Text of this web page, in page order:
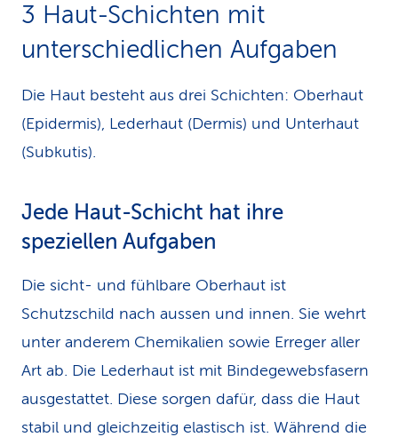
3 Haut-Schichten mit
unterschiedlichen Aufgaben
Die Haut besteht aus drei Schichten: Oberhaut
(Epidermis), Lederhaut (Dermis) und Unterhaut
(Subkutis).
Jede Haut-Schicht hat ihre
speziellen Aufgaben
Die sicht- und fühlbare Oberhaut ist
Schutzschild nach aussen und innen. Sie wehrt
unter anderem Chemikalien sowie Erreger aller
Art ab. Die Lederhaut ist mit Bindegewebsfasern
ausgestattet. Diese sorgen dafür, dass die Haut
stabil und gleichzeitig elastisch ist. Während die